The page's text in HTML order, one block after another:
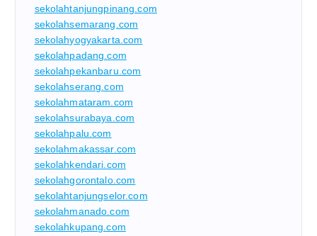
sekolahtanjungpinang.com
sekolahsemarang.com
sekolahyogyakarta.com
sekolahpadang.com
sekolahpekanbaru.com
sekolahserang.com
sekolahmataram.com
sekolahsurabaya.com
sekolahpalu.com
sekolahmakassar.com
sekolahkendari.com
sekolahgorontalo.com
sekolahtanjungselor.com
sekolahmanado.com
sekolahkupang.com